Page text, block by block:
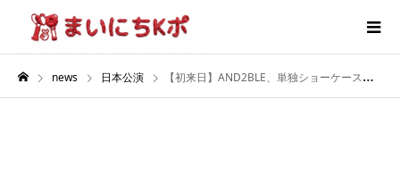
news 日本公演 【初来日】AND2BLE、単独ショーケース「Welcome to Qurious」が横浜・神戸で開催！開催概要まとめ